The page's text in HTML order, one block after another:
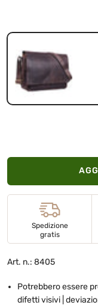
marrone scuro - pallido
Spedizione
gratis
Art. n.: 8405
Potrebbero essere
difetti visivi |